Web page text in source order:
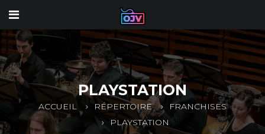
PLAYSTATION
ACCUEIL RÉPERTOIRE
FRANCHISES
PLAYSTATION